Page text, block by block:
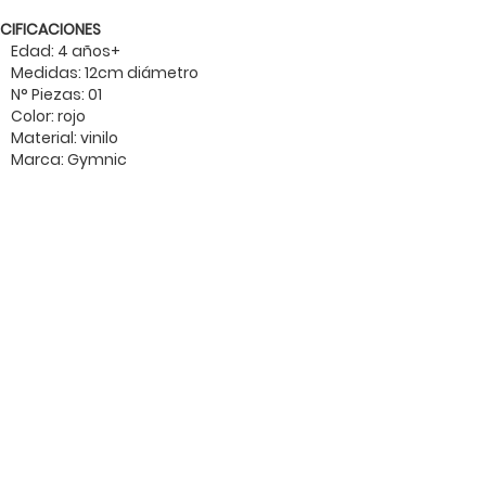
Edad: 4 años+
Medidas: 12cm diámetro
N° Piezas: 01
Color: rojo
Material: vinilo
Marca: Gymnic